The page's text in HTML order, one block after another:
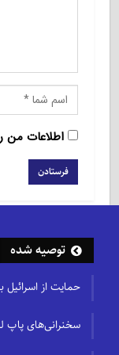
اطلاعات من
توصیه شده
حمایت از اسرائیل
سخنرانی‌های پاپ